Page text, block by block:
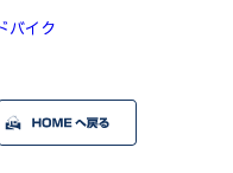
バイク